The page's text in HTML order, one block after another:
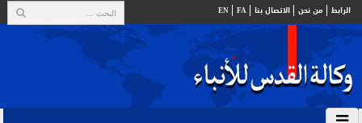
الرابط من نحن الاتصال بنا FA
EN